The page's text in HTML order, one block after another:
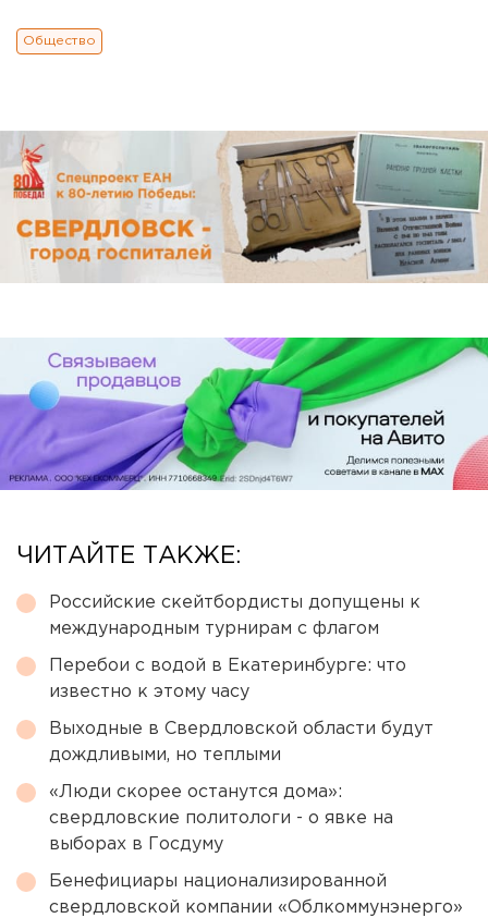
Общество
ЧИТАЙТЕ ТАКЖЕ:
Российские скейтбордисты допущены к
международным турнирам с флагом
Перебои с водой в Екатеринбурге: что
известно к этому часу
Выходные в Свердловской области будут
дождливыми, но теплыми
«Люди скорее останутся дома»:
свердловские политологи - о явке на
выборах в Госдуму
Бенефициары национализированной
свердловской компании «Облкоммунэнерго»